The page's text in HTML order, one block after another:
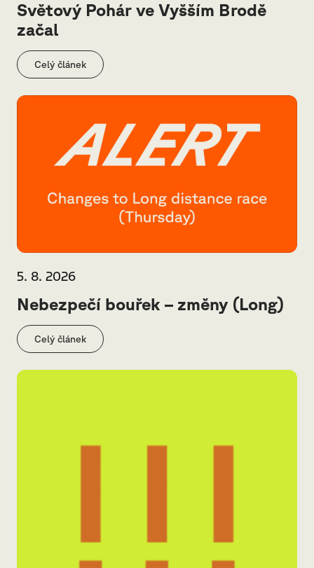
Světový Pohár ve Vyšším Brodě
začal
Celý článek
5. 8. 2026
Nebezpečí bouřek – změny (Long)
Celý článek